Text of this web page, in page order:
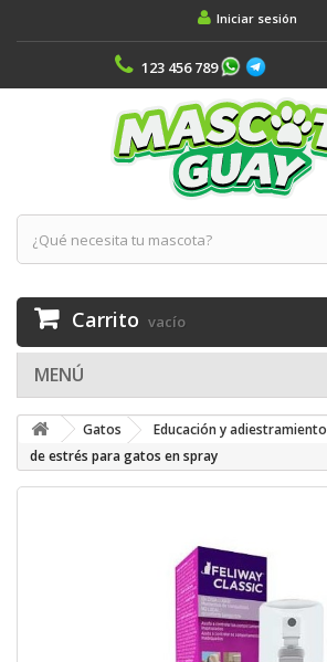
Iniciar sesión
123 456 789
Carrito vacío
MENÚ
Gatos Educación y adiestramiento
de estrés para gatos en spray